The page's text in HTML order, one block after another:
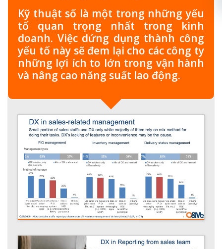
Kỹ thuật số là một trong những yếu
tố quan trọng nhất trong kinh
doanh. Việc dứng dụng thành công
yếu tố này sẽ đem lại cho các công ty
những lợi ích to lớn trong vận hành
và nâng cao năng suất lao động.